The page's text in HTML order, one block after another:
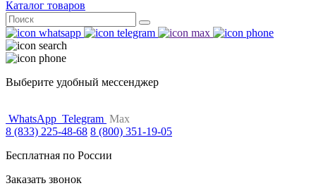
Каталог товаров
Поиск
for:
Выберите удобный мессенджер
WhatsApp Telegram Max
8 (833) 225-48-68 8 (800) 351-19-05
Бесплатная по России
Заказать звонок